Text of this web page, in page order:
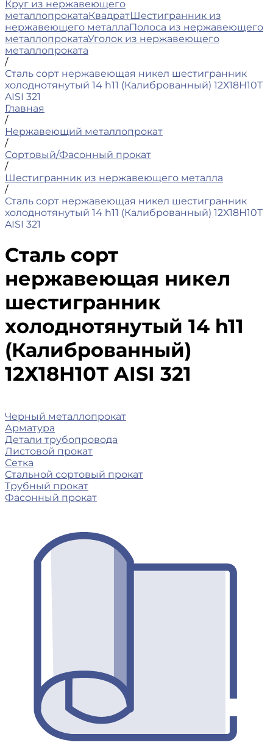
Круг из нержавеющего
металлопрокатаКвадратШестигранник из
нержавеющего металлаПолоса из нержавеющего
металлопрокатаУголок из нержавеющего
металлопроката
/
Сталь сорт нержавеющая никел шестигранник
холоднотянутый 14 h11 (Калиброванный) 12Х18Н10Т
AISI 321
Главная
/
Нержавеющий металлопрокат
/
Сортовый/Фасонный прокат
/
Шестигранник из нержавеющего металла
/
Сталь сорт нержавеющая никел шестигранник
холоднотянутый 14 h11 (Калиброванный) 12Х18Н10Т
AISI 321
Сталь сорт
нержавеющая никел
шестигранник
холоднотянутый 14 h11
(Калиброванный)
12Х18Н10Т AISI 321
Черный металлопрокат
Арматура
Детали трубопровода
Листовой прокат
Сетка
Стальной сортовый прокат
Трубный прокат
Фасонный прокат